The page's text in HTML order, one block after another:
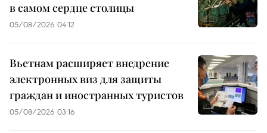
в самом сердце столицы
05/08/2026 04:12
Вьетнам расширяет внедрение
электронных виз для защиты
граждан и иностранных туристов
05/08/2026 03:16